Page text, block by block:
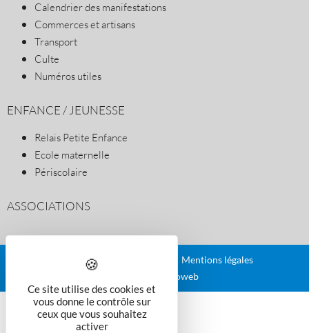
Calendrier des manifestations
Commerces et artisans
Transport
Culte
Numéros utiles
ENFANCE / JEUNESSE
Relais Petite Enfance
Ecole maternelle
Périscolaire
ASSOCIATIONS
Plan du site
Mentions légales
Réalisé par illicoweb
Ce site utilise des cookies et
vous donne le contrôle sur
ceux que vous souhaitez
activer